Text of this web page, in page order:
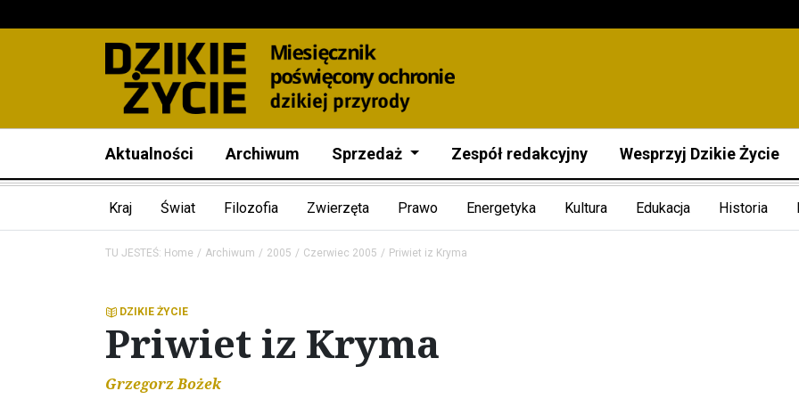
Aktualności Archiwum Sprzedaż Zespół redakcyjny Wesprzyj Dzikie Życie
Kraj Świat Filozofia Zwierzęta Prawo Energetyka Kultura Edukacja Historia
TU JESTEŚ: Home Archiwum 2005 Czerwiec 2005 Priwiet iz Kryma
DZIKIE ŻYCIE
Priwiet iz Kryma
Grzegorz Bożek